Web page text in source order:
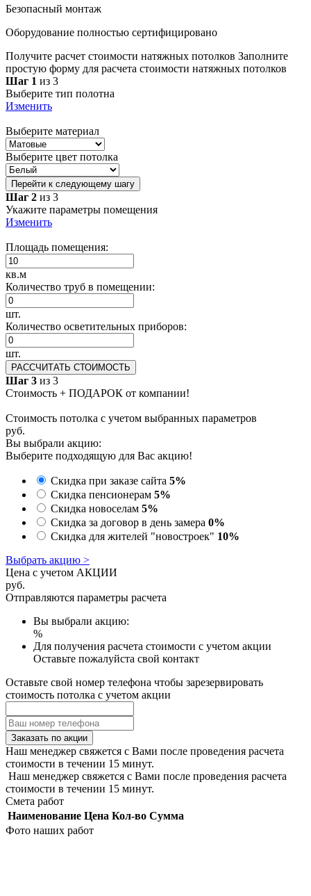
Безопасный монтаж
Оборудование полностью сертифицировано
Получите расчет стоимости натяжных потолков Заполните
простую форму для расчета стоимости натяжных потолков
Шаг 1 из 3
Выберите тип полотна
Изменить
Выберите материал
Выберите цвет потолка
Перейти к следующему шагу
Шаг 2 из 3
Укажите параметры помещения
Изменить
Площадь помещения:
кв.м
Количество труб в помещении:
шт.
Количество осветительных приборов:
шт.
РАССЧИТАТЬ СТОИМОСТЬ
Шаг 3 из 3
Стоимость + ПОДАРОК от компании!
Стоимость потолка с учетом выбранных параметров
руб.
Вы выбрали акцию:
Выберите подходящую для Вас акцию!
Скидка при заказе сайта 5%
Скидка пенсионерам 5%
Скидка новоселам 5%
Скидка за договор в день замера 0%
Скидка для жителей "новостроек" 10%
Выбрать акцию >
Цена с учетом АКЦИИ
руб.
Отправляются параметры расчета
Вы выбрали акцию:
%
Для получения расчета стоимости с учетом акции
Оставьте пожалуйста свой контакт
Оставьте свой номер телефона чтобы зарезервировать
стоимость потолка с учетом акции
Заказать по акции
Наш менеджер свяжется с Вами после проведения расчета
стоимости в течении 15 минут.
Наш менеджер свяжется с Вами после проведения расчета
стоимости в течении 15 минут.
Смета работ
Наименование Цена Кол-во Сумма
Фото наших работ